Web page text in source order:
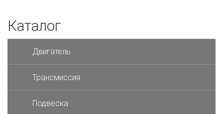
Каталог
Двигатель
Трансмиссия
Подвеска